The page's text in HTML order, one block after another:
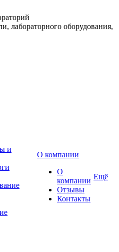
лабораторного оборудования,
и
О компании
О
компании
Отзывы
Контакты
Ещё